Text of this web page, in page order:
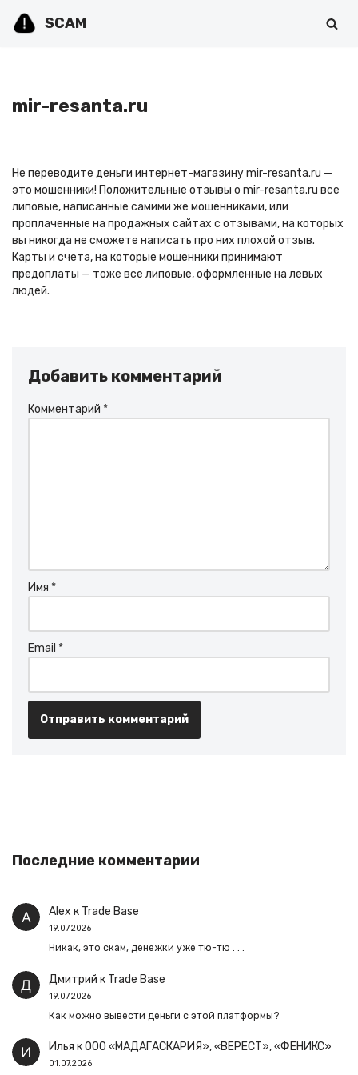
SCAM
mir-resanta.ru
Не переводите деньги интернет-магазину mir-resanta.ru —
это мошенники! Положительные отзывы о mir-resanta.ru все
липовые, написанные самими же мошенниками, или
проплаченные на продажных сайтах с отзывами, на которых
вы никогда не сможете написать про них плохой отзыв.
Карты и счета, на которые мошенники принимают
предоплаты — тоже все липовые, оформленные на левых
людей.
Добавить комментарий
Комментарий *
Имя *
Email *
Последние комментарии
Alex к Trade Base
19.07.2026
Никак, это скам, денежки уже тю-тю . . .
Дмитрий к Trade Base
19.07.2026
Как можно вывести деньги с этой платформы?
Илья кООО «МАДАГАСКАРИЯ», «ВЕРЕСТ», «ФЕНИКС»
01.07.2026